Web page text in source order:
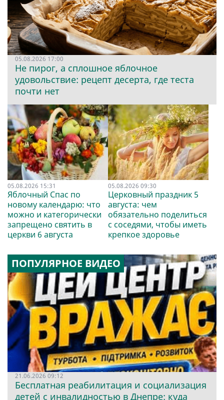
05.08.2026 17:00
Не пирог, а сплошное яблочное
удовольствие: рецепт десерта, где теста
почти нет
05.08.2026 15:31
Яблочный Спас по
новому календарю: что
можно и категорически
запрещено святить в
церкви 6 августа
05.08.2026 09:30
Церковный праздник 5
августа: чем
обязательно поделиться
с соседями, чтобы иметь
крепкое здоровье
ПОПУЛЯРНОЕ ВИДЕО
21.06.2026 09:12
Бесплатная реабилитация и социализация
детей с инвалидностью в Днепре: куда